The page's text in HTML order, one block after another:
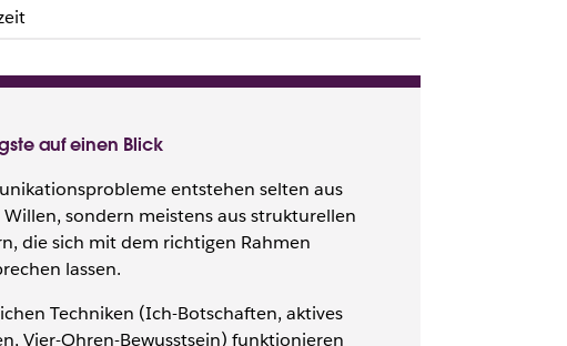
Ursachen & Auswege
auf einen Blick
entstehen selten aus
Willen, sondern meistens aus strukturellen
die sich mit dem richtigen Rahmen
lassen.
Techniken (Ich-Botschaften, aktives
Vier-Ohren-Bewusstsein) funktionieren